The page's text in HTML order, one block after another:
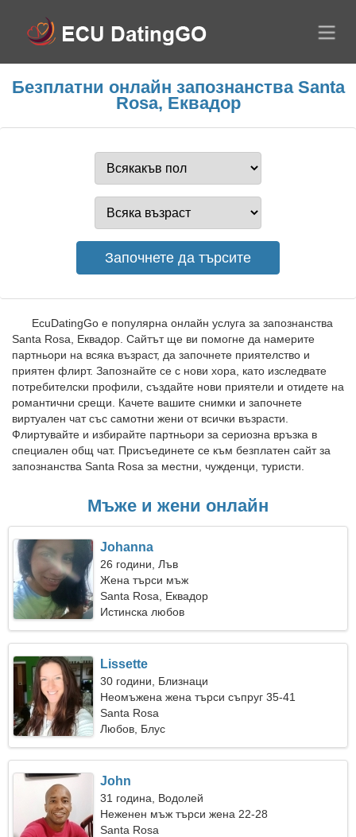
Безплатни онлайн запознанства Santa
Rosa, Еквадор
EcuDatingGo е популярна онлайн услуга за запознанства
Santa Rosa, Еквадор. Сайтът ще ви помогне да намерите
партньори на всяка възраст, да започнете приятелство и
приятен флирт. Запознайте се с нови хора, като изследвате
потребителски профили, създайте нови приятели и отидете на
романтични срещи. Качете вашите снимки и започнете
виртуален чат със самотни жени от всички възрасти.
Флиртувайте и избирайте партньори за сериозна връзка в
специален общ чат. Присъединете се към безплатен сайт за
запознанства Santa Rosa за местни, чужденци, туристи.
Мъже и жени онлайн
Johanna
26 години, Лъв
Жена търси мъж
Santa Rosa, Еквадор
Истинска любов
Lissette
30 години, Близнаци
Неомъжена жена търси съпруг 35-41
Santa Rosa
Любов, Блус
John
31 година, Водолей
Неженен мъж търси жена 22-28
Santa Rosa